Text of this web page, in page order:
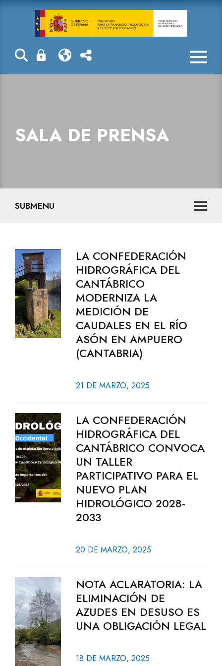
Sala de prensa
SALA DE PRENSA
SUBMENU
LA CONFEDERACIÓN
HIDROGRÁFICA DEL
CANTÁBRICO
MODERNIZA LA
MEDICIÓN DE
CAUDALES EN EL RÍO
ASÓN EN AMPUERO
(CANTABRIA)
21 DE MARZO, 2025
LA CONFEDERACIÓN
HIDROGRÁFICA DEL
CANTÁBRICO CONVOCA
UN TALLER
PARTICIPATIVO PARA EL
NUEVO PLAN
HIDROLÓGICO 2028-
2033
20 DE MARZO, 2025
NOTA ACLARATORIA: LA
ELIMINACIÓN DE
AZUDES EN DESUSO ES
UNA OBLIGACIÓN LEGAL
18 DE MARZO, 2025